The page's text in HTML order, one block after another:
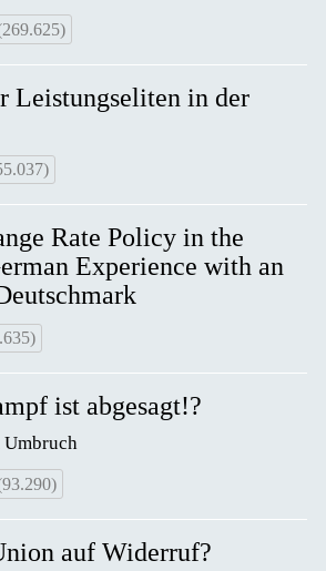
Leistungseliten in der
Rate Policy in the
Experience with an
ist abgesagt!?
Umbruch
auf Widerruf?